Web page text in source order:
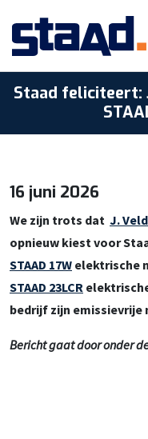
Staad feliciteert:
16 juni 2026
We zijn trots dat J.
opnieuw kiest voor
STAAD 17W elektrische
STAAD 23LCR
bedrijf zijn emissievrije
Bericht gaat door onder